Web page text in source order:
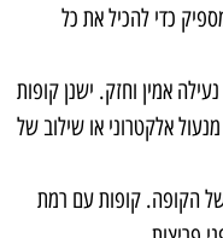
כדי להכיל את כל
אמין וחזק. ישנן קופות
אלקטרוני או שילוב של
הקופה. קופות עם רמת